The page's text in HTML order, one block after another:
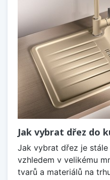
Jak vybrat dřez do
Jak vybrat dřez je
vzhledem v velikému
tvarů a materiálů na